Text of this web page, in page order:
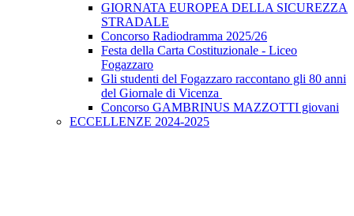
GIORNATA EUROPEA DELLA SICUREZZA
STRADALE
Concorso Radiodramma 2025/26
Festa della Carta Costituzionale - Liceo
Fogazzaro
Gli studenti del Fogazzaro raccontano gli 80 anni
del Giornale di Vicenza
Concorso GAMBRINUS MAZZOTTI giovani
ECCELLENZE 2024-2025